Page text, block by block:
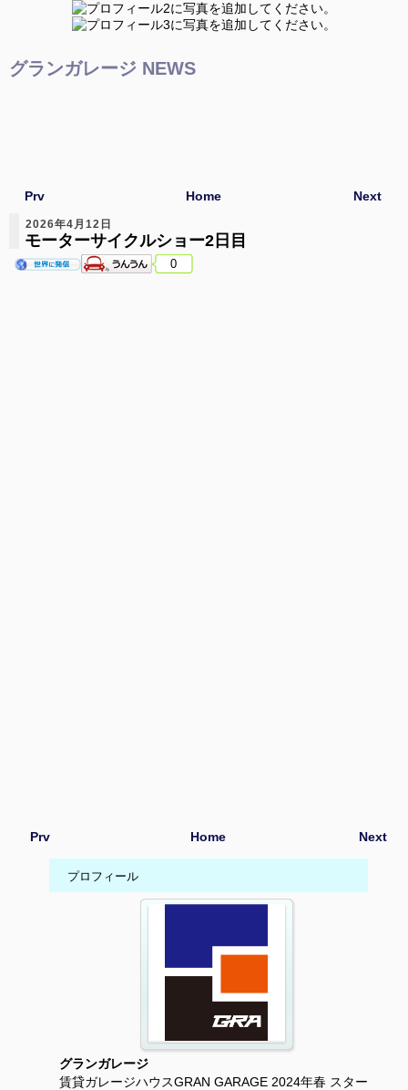
グランガレージ NEWS
Next
Prv Home
2026年4月12日
モーターサイクルショー2日目
0
Prv Next
Home
プロフィール
グランガレージ
賃貸ガレージハウスGRAN GARAGE 2024年春 スター